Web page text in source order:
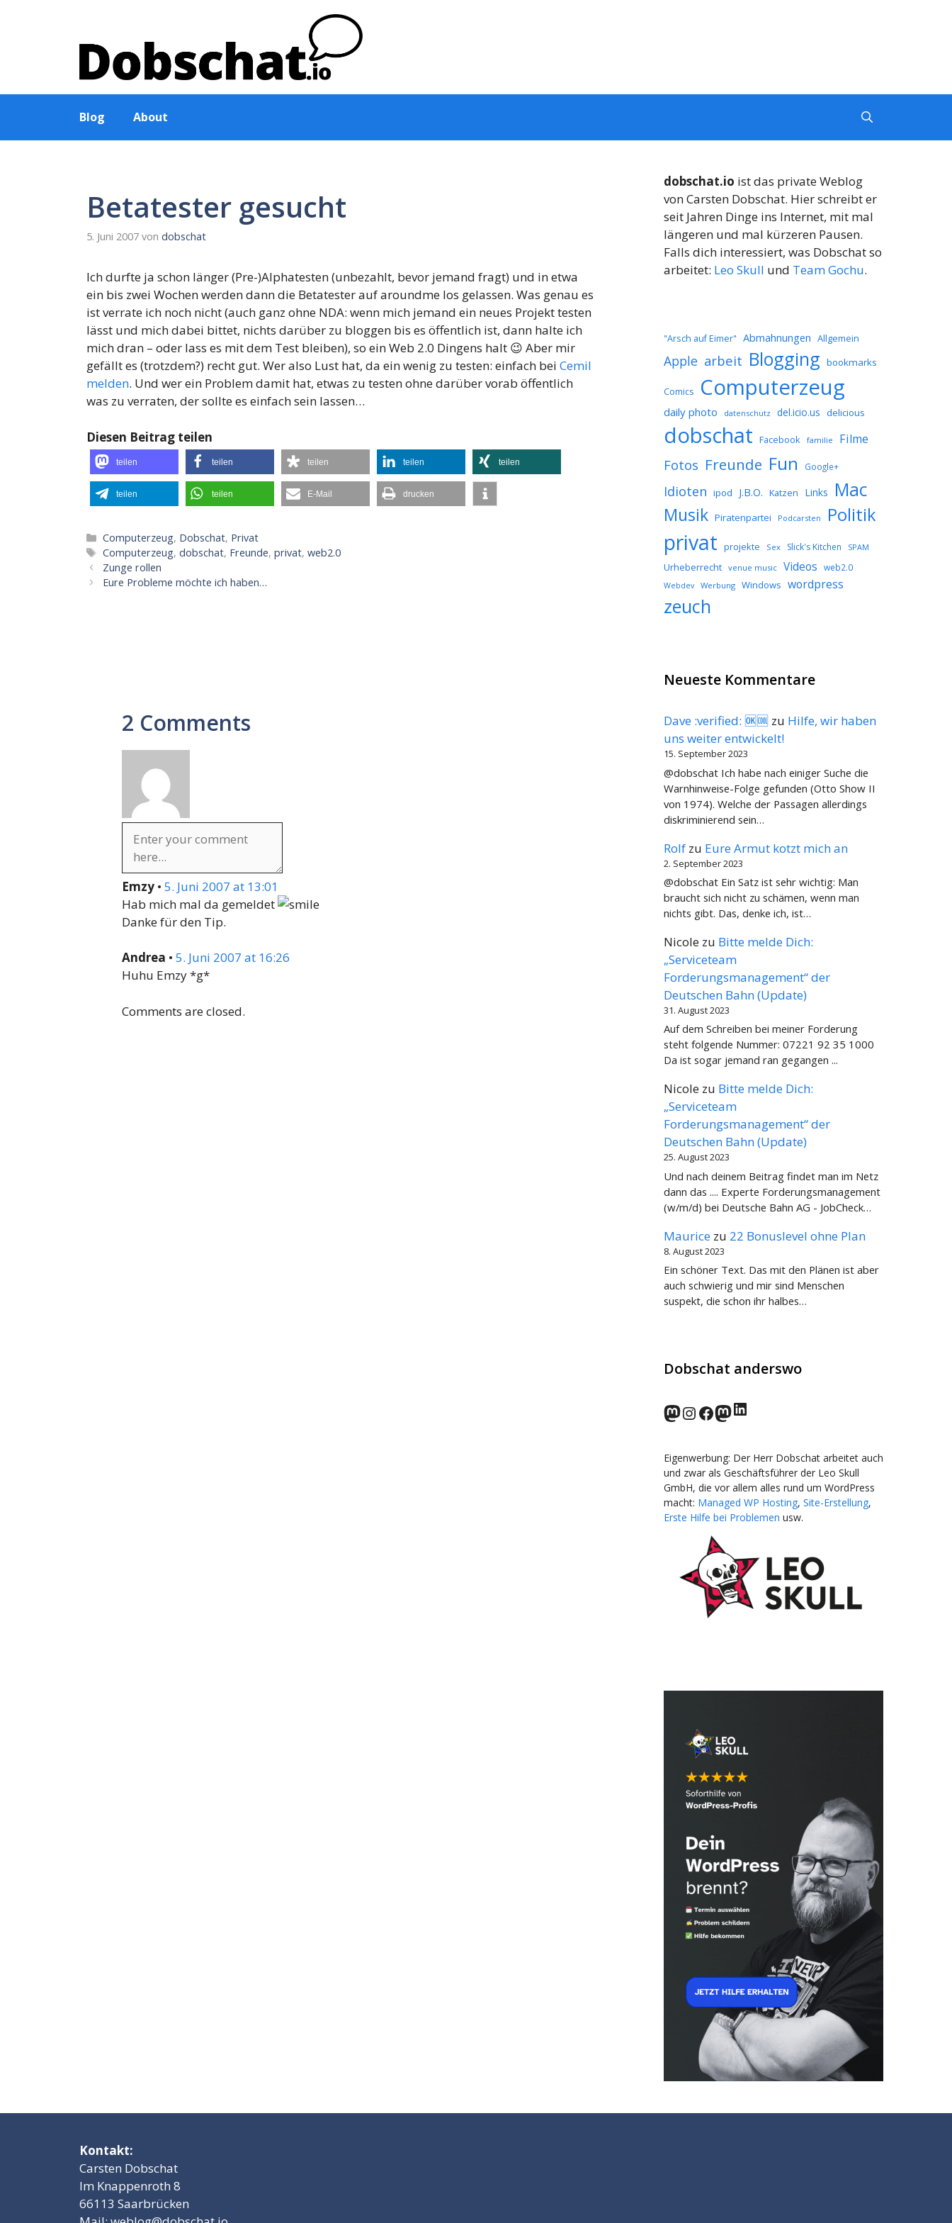
Blog About
Betatester gesucht
5. Juni 2007 von dobschat
Ich durfte ja schon länger (Pre-)Alphatesten (unbezahlt, bevor jemand fragt) und in etwa
ein bis zwei Wochen werden dann die Betatester auf aroundme los gelassen. Was genau es
ist verrate ich noch nicht (auch ganz ohne NDA: wenn mich jemand ein neues Projekt testen
lässt und mich dabei bittet, nichts darüber zu bloggen bis es öffentlich ist, dann halte ich
mich dran – oder lass es mit dem Test bleiben), so ein Web 2.0 Dingens halt 😉 Aber mir
gefällt es (trotzdem?) recht gut. Wer also Lust hat, da ein wenig zu testen: einfach bei Cemil
melden. Und wer ein Problem damit hat, etwas zu testen ohne darüber vorab öffentlich
was zu verraten, der sollte es einfach sein lassen…
Diesen Beitrag teilen
teilen teilen teilen teilen teilen
teilen teilen E-Mail drucken
Kategorien
Computerzeug, Dobschat, Privat
Schlagwörter
Computerzeug,dobschat, Freunde,privat,web2.0
Zunge rollen
Eure Probleme möchte ich haben…
2 Comments
Emzy • 5. Juni 2007 at 13:01
Hab mich mal da gemeldet
Danke für den Tip.
Andrea • 5. Juni 2007 at 16:26
Huhu Emzy *g*
Comments are closed.
dobschat.io ist das private Weblog
von Carsten Dobschat. Hier schreibt er
seit Jahren Dinge ins Internet, mit mal
längeren und mal kürzeren Pausen.
Falls dich interessiert, was Dobschat so
arbeitet: Leo Skull und Team Gochu.
"Arsch auf Eimer" Abmahnungen Allgemein
Apple arbeit Blogging bookmarks
Comics Computerzeug
daily photo datenschutz del.icio.us delicious
dobschat Facebook familie Filme
Fotos Freunde Fun Google+
Idioten ipod J.B.O. Katzen Links Mac
Musik Piratenpartei Podcarsten Politik
privat projekte Sex Slick's Kitchen SPAM
Urheberrecht venue music Videos web2.0
Webdev Werbung Windows wordpress
zeuch
Neueste Kommentare
Dave :verified: 🆗🆒 zu Hilfe, wir haben
uns weiter entwickelt!
15. September 2023
@dobschat Ich habe nach einiger Suche die
Warnhinweise-Folge gefunden (Otto Show II
von 1974). Welche der Passagen allerdings
diskriminierend sein…
Rolf zu Eure Armut kotzt mich an
2. September 2023
@dobschat Ein Satz ist sehr wichtig: Man
braucht sich nicht zu schämen, wenn man
nichts gibt. Das, denke ich, ist…
Nicole zu Bitte melde Dich:
„Serviceteam
Forderungsmanagement“ der
Deutschen Bahn (Update)
31. August 2023
Auf dem Schreiben bei meiner Forderung
steht folgende Nummer: 07221 92 35 1000
Da ist sogar jemand ran gegangen ...
Nicole zu Bitte melde Dich:
„Serviceteam
Forderungsmanagement“ der
Deutschen Bahn (Update)
25. August 2023
Und nach deinem Beitrag findet man im Netz
dann das .... Experte Forderungsmanagement
(w/m/d) bei Deutsche Bahn AG - JobCheck…
Maurice zu 22 Bonuslevel ohne Plan
8. August 2023
Ein schöner Text. Das mit den Plänen ist aber
auch schwierig und mir sind Menschen
suspekt, die schon ihr halbes…
Dobschat anderswo
norden.social
Instagram
Facebook
wp-punks.social
LinkedIn
Eigenwerbung: Der Herr Dobschat arbeitet auch
und zwar als Geschäftsführer der Leo Skull
GmbH, die vor allem alles rund um WordPress
macht: Managed WP Hosting, Site-Erstellung,
Erste Hilfe bei Problemen usw.
Kontakt:
Carsten Dobschat
Im Knappenroth 8
66113 Saarbrücken